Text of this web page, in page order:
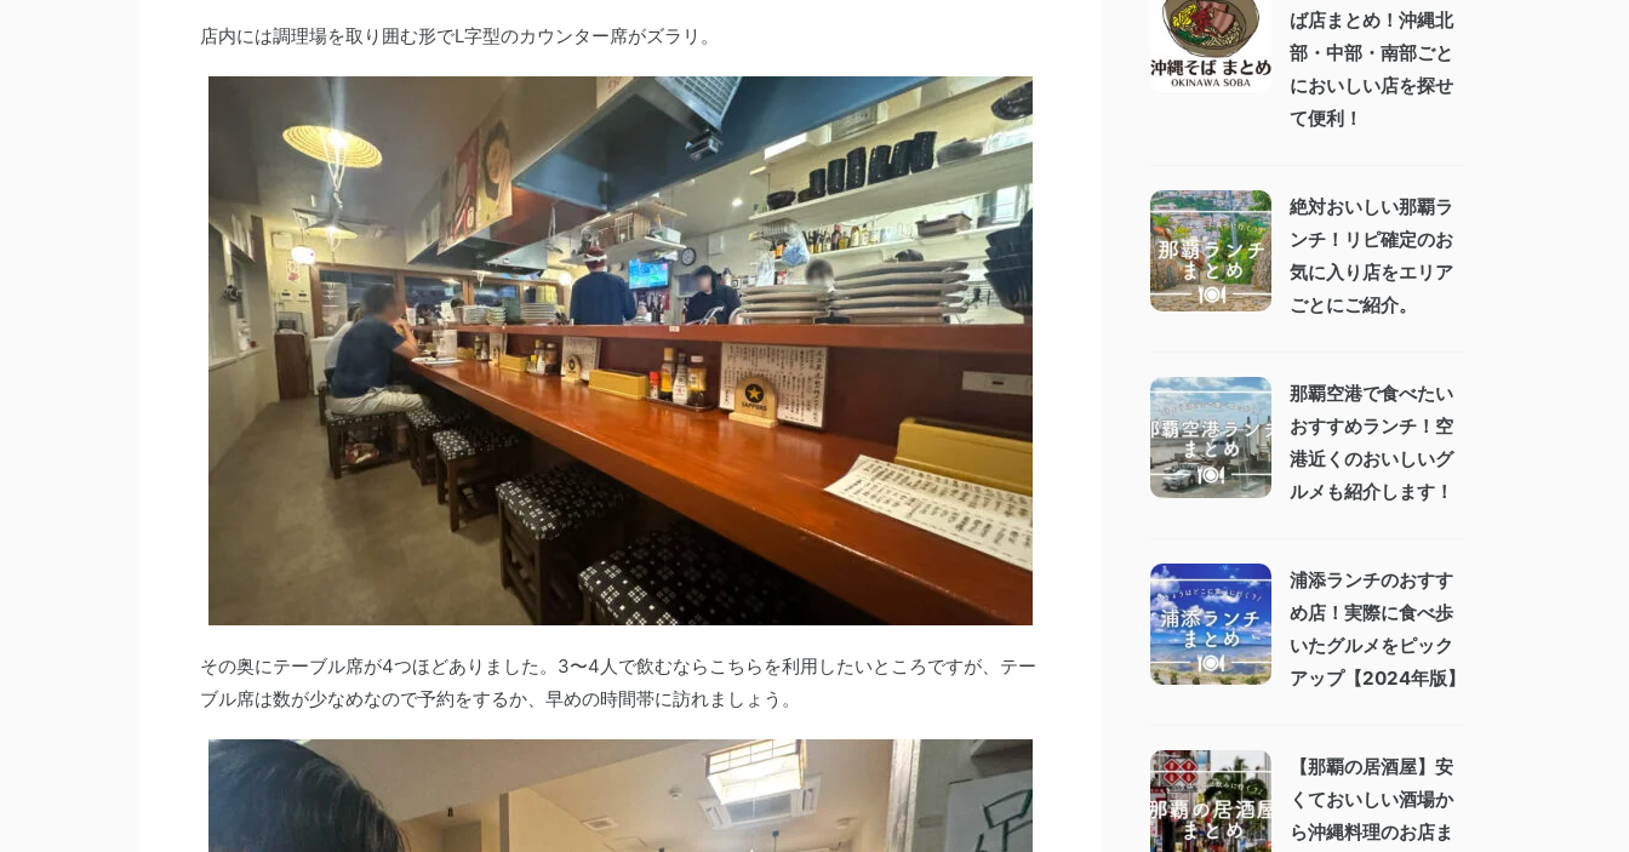
店内には調理場を取り囲む形でL字型のカウンター席がズラリ。
その奥にテーブル席が4つほどありました。3〜4人で飲むならこちらを利用したいところですが、テー
ブル席は数が少なめなので予約をするか、早めの時間帯に訪れましょう。
ば店まとめ！沖縄北
部・中部・南部ごと
においしい店を探せ
て便利！
絶対おいしい那覇ラ
ンチ！リピ確定のお
気に入り店をエリア
ごとにご紹介。
那覇空港で食べたい
おすすめランチ！空
港近くのおいしいグ
ルメも紹介します！
浦添ランチのおすす
め店！実際に食べ歩
いたグルメをピック
アップ【2024年版】
【那覇の居酒屋】安
くておいしい酒場か
ら沖縄料理のお店ま